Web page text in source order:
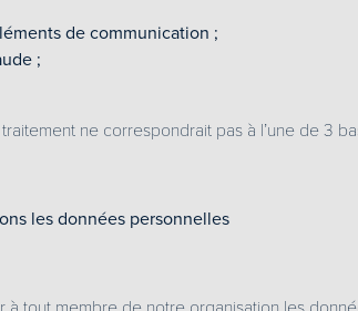
de communication ;
;
ne correspondrait pas à l’une de 3
les données personnelles
à tout membre de notre organisation les